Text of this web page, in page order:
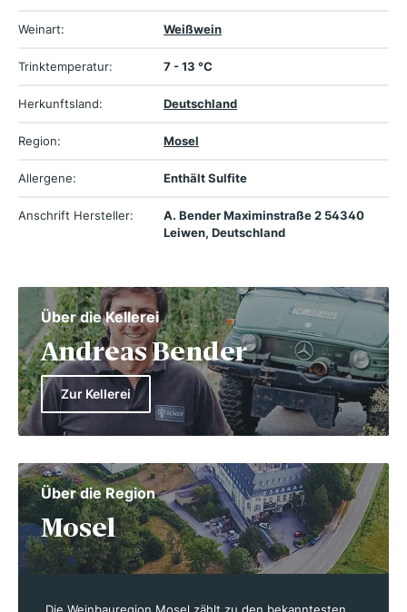
Weinart: Weißwein
Trinktemperatur: 7 - 13 °C
Herkunftsland: Deutschland
Region: Mosel
Allergene: Enthält Sulfite
Anschrift Hersteller:
A. Bender Maximinstraße 2 54340
Leiwen, Deutschland
Über die Kellerei
Andreas Bender
Zur Kellerei
Über die Region
Mosel
Die Weinbauregion Mosel zählt zu den bekanntesten